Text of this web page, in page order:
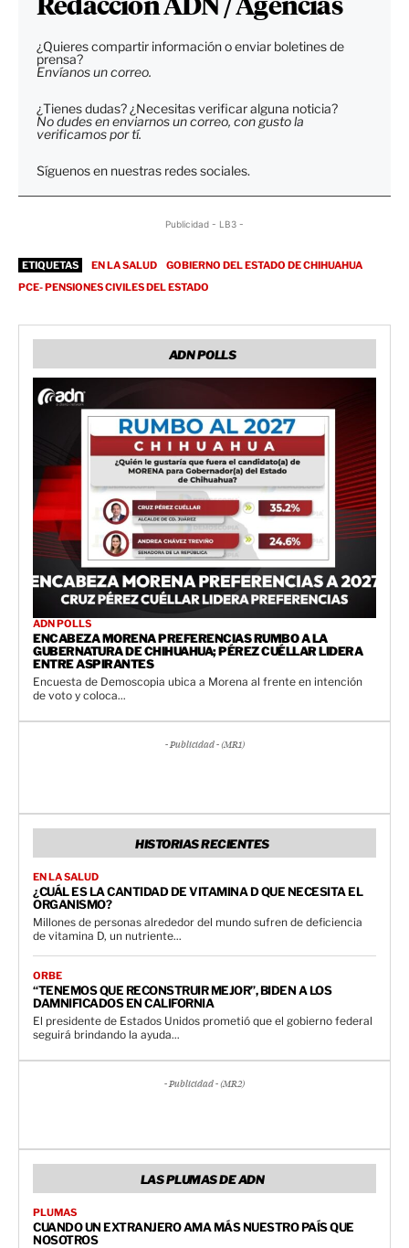
Redacción ADN / Agencias
¿Quieres compartir información o enviar boletines de
prensa?
Envíanos un correo.
¿Tienes dudas? ¿Necesitas verificar alguna noticia?
No dudes en enviarnos un correo, con gusto la
verificamos por tí.
Síguenos en nuestras redes sociales.
Publicidad - LB3 -
ETIQUETAS EN LA SALUD
GOBIERNO DEL ESTADO DE CHIHUAHUA
PCE- PENSIONES CIVILES DEL ESTADO
ADN POLLS
ADN POLLS
ENCABEZA MORENA PREFERENCIAS RUMBO A LA
GUBERNATURA DE CHIHUAHUA; PÉREZ CUÉLLAR LIDERA
ENTRE ASPIRANTES
Encuesta de Demoscopia ubica a Morena al frente en intención
de voto y coloca...
- Publicidad - (MR1)
HISTORIAS RECIENTES
EN LA SALUD
¿CUÁL ES LA CANTIDAD DE VITAMINA D QUE NECESITA EL
ORGANISMO?
Millones de personas alrededor del mundo sufren de deficiencia
de vitamina D, un nutriente...
ORBE
“TENEMOS QUE RECONSTRUIR MEJOR”, BIDEN A LOS
DAMNIFICADOS EN CALIFORNIA
El presidente de Estados Unidos prometió que el gobierno federal
seguirá brindando la ayuda...
- Publicidad - (MR2)
LAS PLUMAS DE ADN
PLUMAS
CUANDO UN EXTRANJERO AMA MÁS NUESTRO PAÍS QUE
NOSOTROS